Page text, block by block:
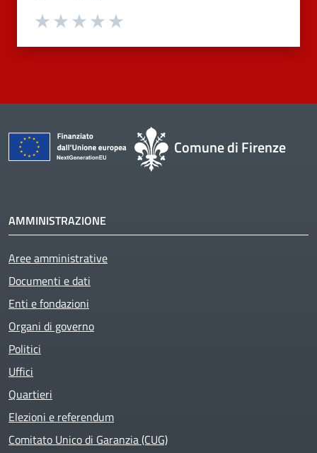
Valuta 4 stelle su 5
Valuta 3 stelle su 5
Valuta 2 stelle su 5
Valuta 1 stelle su 5
Comune di Firenze
AMMINISTRAZIONE
Aree amministrative
Documenti e dati
Enti e fondazioni
Organi di governo
Politici
Uffici
Quartieri
Elezioni e referendum
Comitato Unico di Garanzia (CUG)